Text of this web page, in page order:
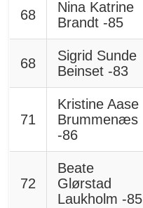
68
Nina Katrine
Brandt -85
68
Sigrid Sunde
Beinset -83
71
Kristine Aase
Brummenæs
-86
72
Beate
Glørstad
Laukholm -85